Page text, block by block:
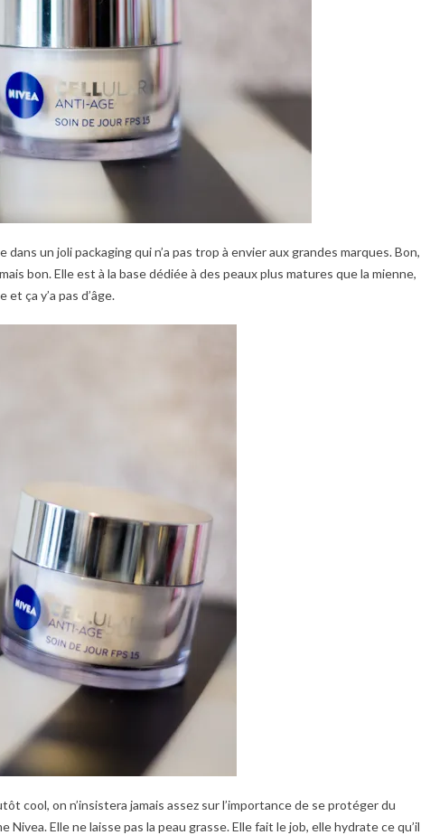
un joli packaging qui n’a pas trop à envier aux grandes marques. Bon,
bon. Elle est à la base dédiée à des peaux plus matures que la mienne,
ça y’a pas d’âge.
cool, on n’insistera jamais assez sur l’importance de se protéger du
Elle ne laisse pas la peau grasse. Elle fait le job, elle hydrate ce qu’il